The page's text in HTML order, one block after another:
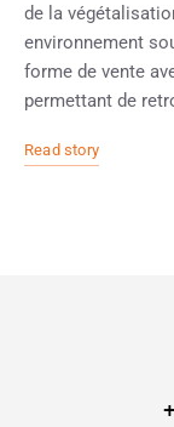
de la
environnement
forme de vente
permettant de
Read story